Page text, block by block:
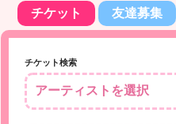
チケット 友達募集
チケット検索